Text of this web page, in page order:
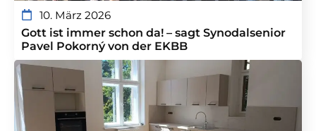
10. März 2026
Gott ist immer schon da! – sagt Synodalsenior
Pavel Pokorný von der EKBB